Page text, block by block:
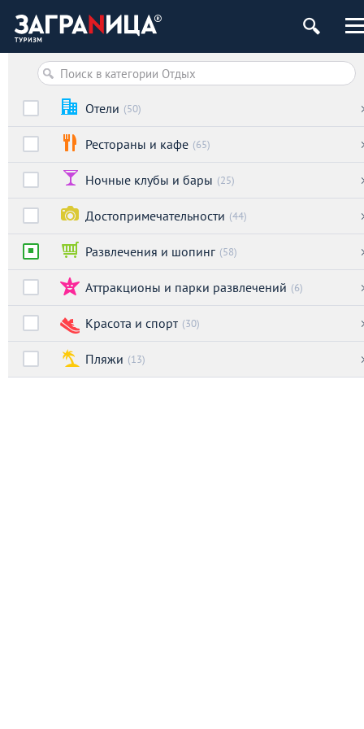
Отели (50)
Рестораны и кафе (65)
Ночные клубы и бары (25)
Достопримечательности (44)
Развлечения и шопинг (58)
Аттракционы и парки развлечений (6)
Красота и спорт (30)
Пляжи (13)